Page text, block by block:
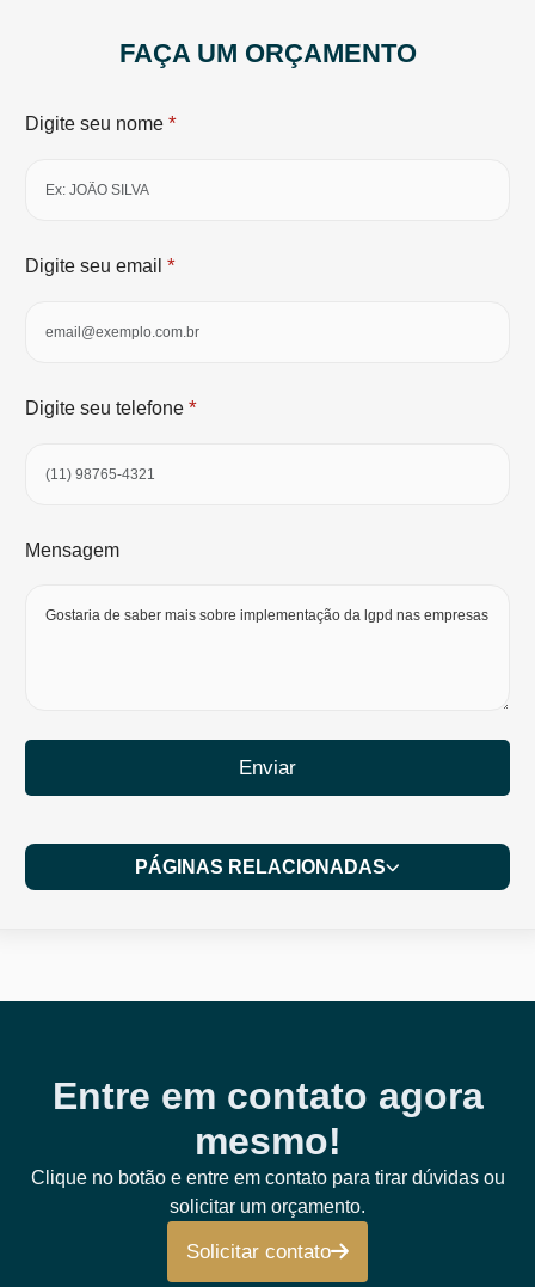
FAÇA UM ORÇAMENTO
Digite seu nome *
Digite seu email *
Digite seu telefone *
Mensagem
Enviar
PÁGINAS RELACIONADAS
Entre em contato agora
mesmo!
Clique no botão e entre em contato para tirar dúvidas ou
solicitar um orçamento.
Solicitar contato